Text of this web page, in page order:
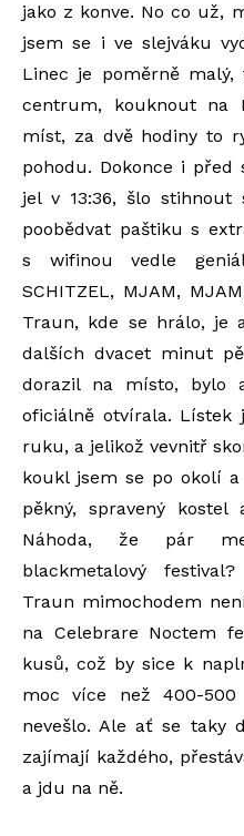
jako z konve. No co už,
jsem se i ve slejváku
Linec je poměrně
centrum, kouknout na
míst, za dvě hodiny to
pohodu. Dokonce i
jel v 13:36, šlo
poobědvat paštiku s
s wifinou vedle
SCHITZEL, MJAM,
Traun, kde se hrálo, je
dalších dvacet minut
dorazil na místo, bylo
oficiálně otvírala. Lístek
ruku, a jelikož vevnitř
koukl jsem se po okolí
pěkný, spravený
Náhoda, že pár
blackmetalový
Traun mimochodem
na Celebrare Noctem
kusů, což by sice k
moc více než 400-
nevešlo. Ale ať se taky
zajímají každého,
a jdu na ně.